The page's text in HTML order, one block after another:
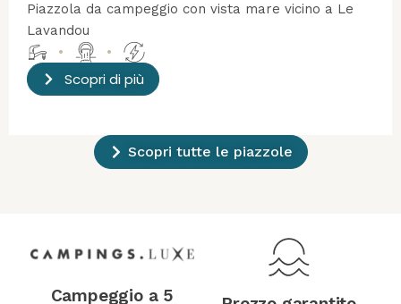
Piazzola da campeggio con vista mare vicino a Le
Lavandou
•
•
Scopri di più
Scopri tutte le piazzole
Campeggio a 5